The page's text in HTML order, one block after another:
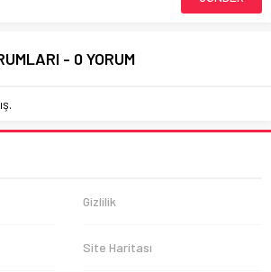
- 0 YORUM
Gizlilik
Site Haritası